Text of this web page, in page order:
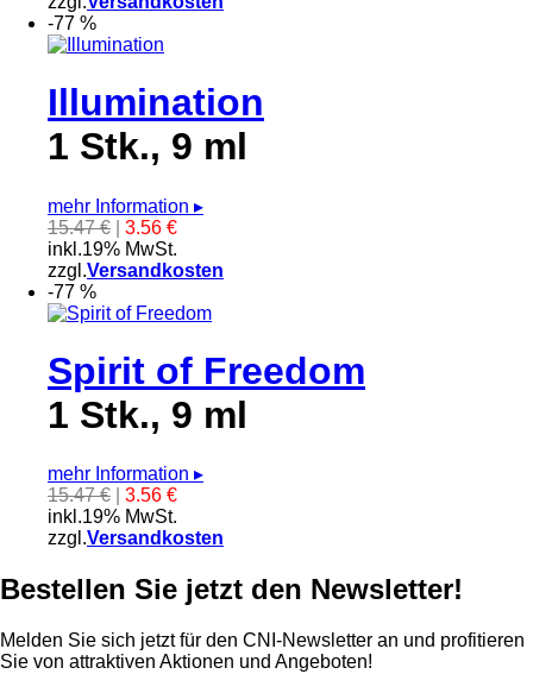
-77 %
Illumination
1 Stk., 9 ml
mehr Information ▸
15.47 €
3.56 €
inkl.19% MwSt.
zzgl.Versandkosten
-77 %
Spirit of Freedom
1 Stk., 9 ml
mehr Information ▸
15.47 €
3.56 €
inkl.19% MwSt.
zzgl.Versandkosten
Bestellen Sie jetzt den Newsletter!
Melden Sie sich jetzt für den CNI-Newsletter an und profitieren
Sie von attraktiven Aktionen und Angeboten!